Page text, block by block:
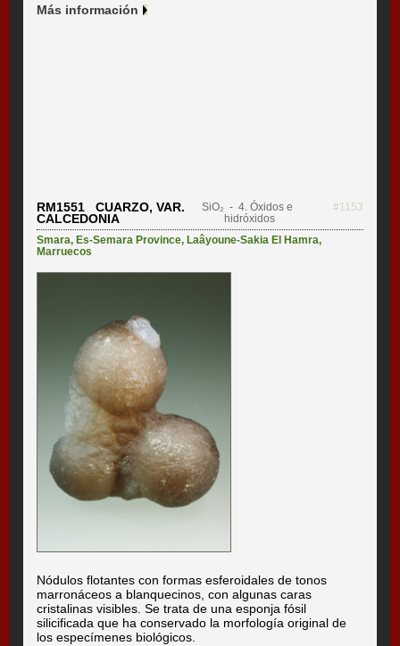
Más información
RM1551 CUARZO, VAR.
CALCEDONIA
SiO₂ - 4. Óxidos e
hidróxidos
#1153
Smara, Es-Semara Province, Laâyoune-Sakia El Hamra,
Marruecos
Nódulos flotantes con formas esferoidales de tonos
marronáceos a blanquecinos, con algunas caras
cristalinas visibles. Se trata de una esponja fósil
silicificada que ha conservado la morfología original de
los especímenes biológicos.